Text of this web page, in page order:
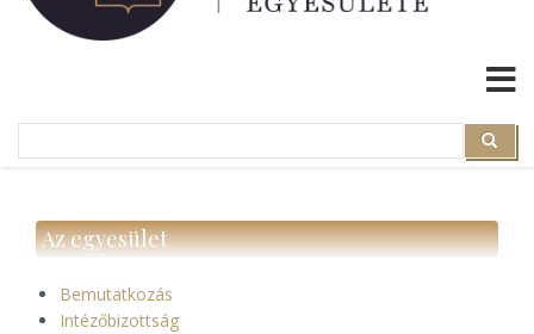
Search
Az egyesület
Bemutatkozás
Intézőbizottság